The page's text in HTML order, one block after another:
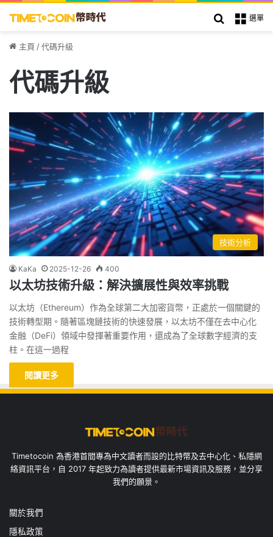
選單
搜索
主頁 /代碼升級
代碼升級
技術分析
KaKa 2025-12-26 400
以太坊技術升級：解決擴展性與效率挑戰
以太坊（Ethereum）作為全球第二大加密貨幣，正處於一個關鍵的
技術轉型期。隨著區塊鏈技術的快速發展，以太坊不僅在去中心化
金融（DeFi）領域中發揮著重要作用，還成為了全球數字經濟的支
柱。在這一過程
閱讀更多
Timetocoin 為香港首間專為中文讀者而設的比特幣及去中心化、私隱網
絡資訊平台，自 2017 年起致力為讀者提供最新市場資訊及服務，並分享
我們的願景。
關於我們
隱私政策